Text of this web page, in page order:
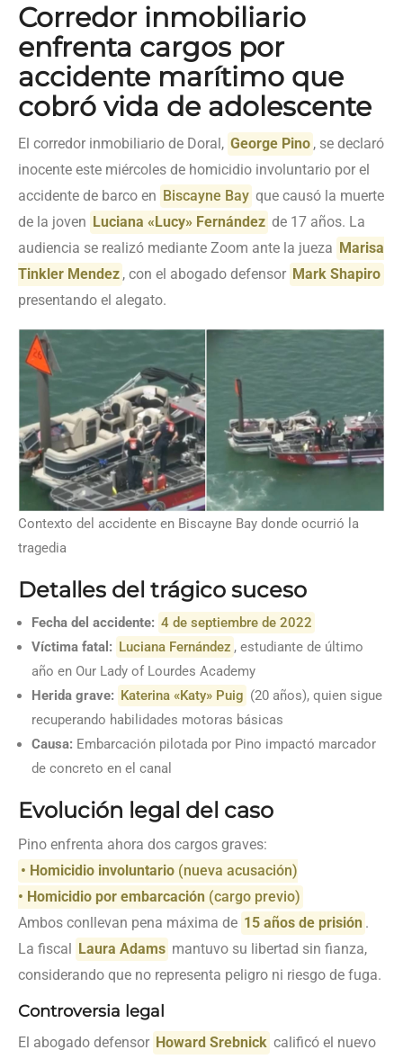
Corredor inmobiliario
enfrenta cargos por
accidente marítimo que
cobró vida de adolescente
El corredor inmobiliario de Doral, George Pino , se declaró
inocente este miércoles de homicidio involuntario por el
accidente de barco en Biscayne Bay que causó la muerte
de la joven Luciana «Lucy» Fernández de 17 años. La
audiencia se realizó mediante Zoom ante la jueza Marisa
Tinkler Mendez , con el abogado defensor Mark Shapiro
presentando el alegato.
Contexto del accidente en Biscayne Bay donde ocurrió la
tragedia
Detalles del trágico suceso
Fecha del accidente: 4 de septiembre de 2022
Víctima fatal:
Luciana Fernández , estudiante de último
año en Our Lady of Lourdes Academy
Herida grave:
Katerina «Katy» Puig (20 años), quien sigue
recuperando habilidades motoras básicas
Causa: Embarcación pilotada por Pino impactó marcador
de concreto en el canal
Evolución legal del caso
Pino enfrenta ahora dos cargos graves:
• Homicidio involuntario (nueva acusación)
• Homicidio por embarcación (cargo previo)
Ambos conllevan pena máxima de 15 años de prisión .
La fiscal
Laura Adams mantuvo su libertad sin fianza,
considerando que no representa peligro ni riesgo de fuga.
Controversia legal
El abogado defensor Howard Srebnick calificó el nuevo